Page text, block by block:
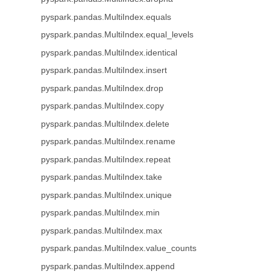
pyspark.pandas.MultiIndex.equals
pyspark.pandas.MultiIndex.equal_levels
pyspark.pandas.MultiIndex.identical
pyspark.pandas.MultiIndex.insert
pyspark.pandas.MultiIndex.drop
pyspark.pandas.MultiIndex.copy
pyspark.pandas.MultiIndex.delete
pyspark.pandas.MultiIndex.rename
pyspark.pandas.MultiIndex.repeat
pyspark.pandas.MultiIndex.take
pyspark.pandas.MultiIndex.unique
pyspark.pandas.MultiIndex.min
pyspark.pandas.MultiIndex.max
pyspark.pandas.MultiIndex.value_counts
pyspark.pandas.MultiIndex.append